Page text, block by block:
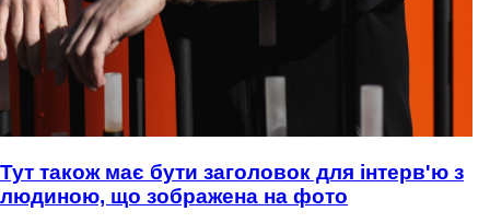
Тут також має бути заголовок для інтерв'ю з
людиною, що зображена на фото